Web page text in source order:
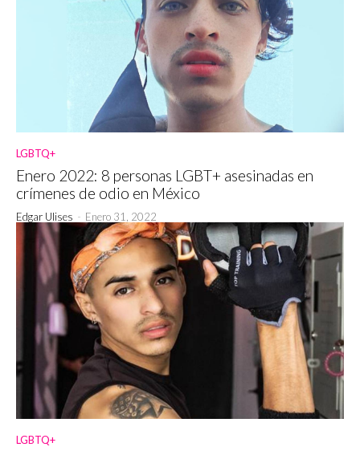
LGBTQ+
Enero 2022: 8 personas LGBT+ asesinadas en
crímenes de odio en México
Edgar Ulises - Enero 31, 2022
LGBTQ+